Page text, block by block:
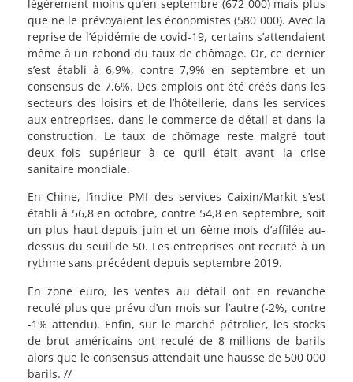
légèrement moins qu’en septembre (672 000) mais plus
que ne le prévoyaient les économistes (580 000). Avec la
reprise de l’épidémie de covid-19, certains s’attendaient
même à un rebond du taux de chômage. Or, ce dernier
s’est établi à 6,9%, contre 7,9% en septembre et un
consensus de 7,6%. Des emplois ont été créés dans les
secteurs des loisirs et de l’hôtellerie, dans les services
aux entreprises, dans le commerce de détail et dans la
construction. Le taux de chômage reste malgré tout
deux fois supérieur à ce qu’il était avant la crise
sanitaire mondiale.
En Chine, l’indice PMI des services Caixin/Markit s’est
établi à 56,8 en octobre, contre 54,8 en septembre, soit
un plus haut depuis juin et un 6ème mois d’affilée au-
dessus du seuil de 50. Les entreprises ont recruté à un
rythme sans précédent depuis septembre 2019.
En zone euro, les ventes au détail ont en revanche
reculé plus que prévu d’un mois sur l’autre (-2%, contre
-1% attendu). Enfin, sur le marché pétrolier, les stocks
de brut américains ont reculé de 8 millions de barils
alors que le consensus attendait une hausse de 500 000
barils. //